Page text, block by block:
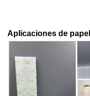
Aplicaciones de